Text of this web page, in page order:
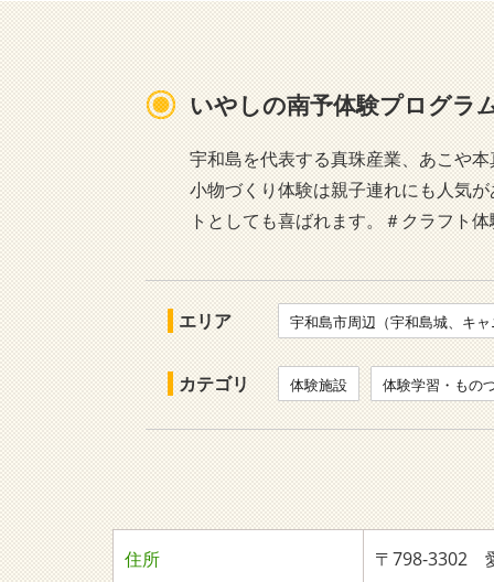
いやしの南予体験プログラ
宇和島を代表する真珠産業、あこや
小物づくり体験は親子連れにも人気
トとしても喜ばれます。＃クラフト
エリア 宇和島市周辺（宇和島城、キャ
カテゴリ 体験施設 体験学習・もの
住所 〒798-3302